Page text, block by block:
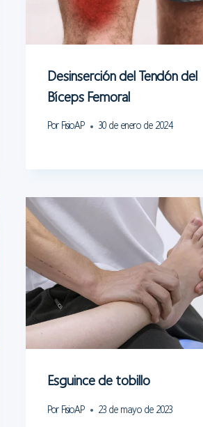
Desinserción del Tendón del
Bíceps Femoral
Por FisioAP 30 de enero de 2024
Esguince de tobillo
Por FisioAP 23 de mayo de 2023